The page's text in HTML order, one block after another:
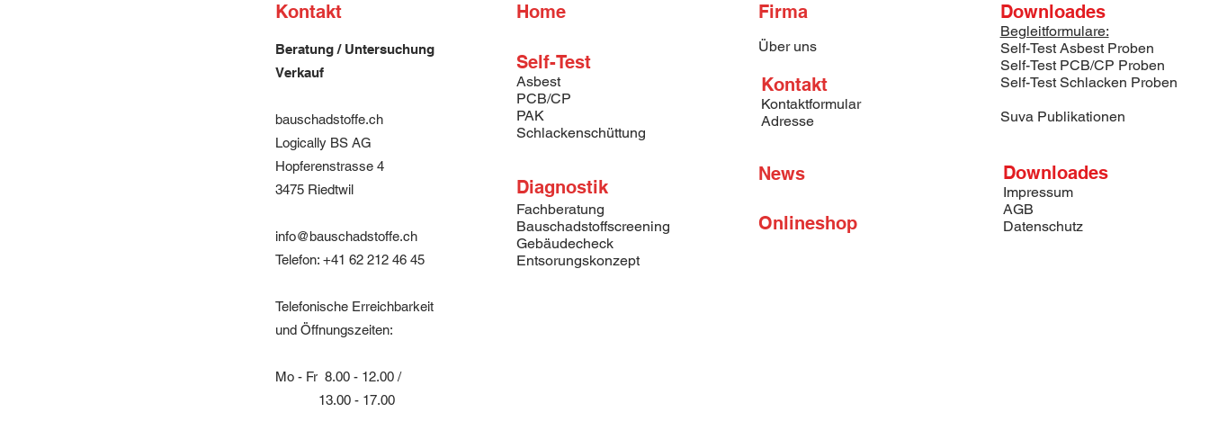
Kontakt
Beratung / Untersuchung
Verkauf
bauschadstoffe.ch
Logically BS AG
Hopferenstrasse 4
3475 Riedtwil
info@bauschadstoffe.ch
Telefon: +41 62 212 46 45
Telefonische Erreichbarkeit
und Öffnungszeiten:
Mo - Fr 8.00 - 12.00 /
13.00 - 17.00
Home
Self-Test
Asbest
PCB/CP
PAK
Schlackenschüttung
Diagnostik
Fachberatung
Bauschadstoffscreening
Gebäudecheck
Entsorungskonzept
Firma
Über uns
Kontakt
Kontaktformular
Adresse
News
Onlineshop
Downloades
Begleitformulare:
Self-Test Asbest Proben
Self-Test PCB/CP Proben
Self-Test Schlacken Proben
Suva Publikationen
Downloades
Impressum
AGB
Datenschutz